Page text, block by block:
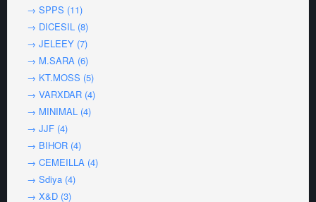
→ SPPS (11)
→ DICESIL (8)
→ JELEEY (7)
→ M.SARA (6)
→ KT.MOSS (5)
→ VARXDAR (4)
→ MINIMAL (4)
→ JJF (4)
→ BIHOR (4)
→ CEMEILLA (4)
→ Sdiya (4)
→ X&D (3)